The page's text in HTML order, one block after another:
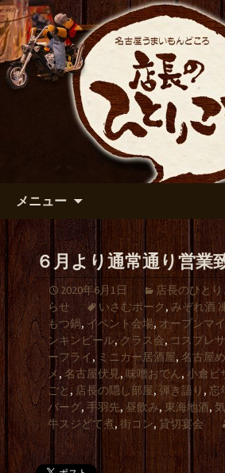
名古屋市伏見の居
ひとりごと】のブ
出張や観光に名古屋め
す
メニュー
６月より通常通り営業
2020年6月1日
店長のひと
らせ
いさむポーク, みぞれ酒
もつ鍋, イベント会場,オープンマ
ンキンビール,クラス会, コスプレ
ーフライ, ミニカー居酒屋,名古屋
メ, 名古屋伏見, 味噌おでん, 小倉ピ
ごと, 店長の隠し部屋,弾き語り, 忘
バーグ, 手羽先, 昼飲み, 東海地酒,
牛スジどて煮, 街コン, 貸切宴会